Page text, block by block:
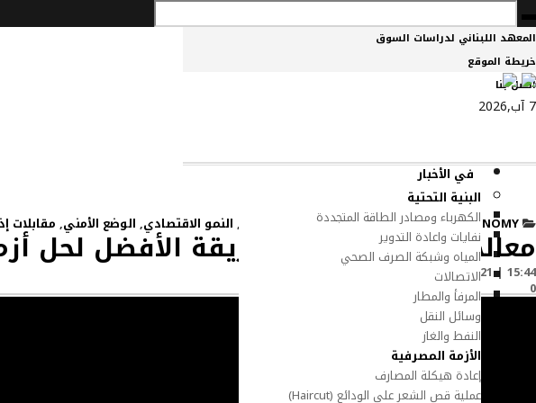
المعهد اللبناني لدراسات السوق
خريطة الموقع
اتصل بنا
7 آب,2026
في الأخبار
البنية التحتية
الكهرباء ومصادر الطاقة المتجددة
نفايات واعادة التدوير
المياه وشبكة الصرف الصحي
الاتصالات
المرفأ والمطار
وسائل النقل
النفط والغاز
الأزمة المصرفية
إعادة هيكلة المصارف
عملية قص الشعر على الودائع (Haircut)
BELIEF,WAR ECONOMY
,أزمة الدين,
, النمو الاقتصادي, الوضع الأمني, مقابلات
معالجة سبب النزوح الطريقة الأفضل لحل
15:44 | 21 تشرين الأول 2024 المصدر:
0